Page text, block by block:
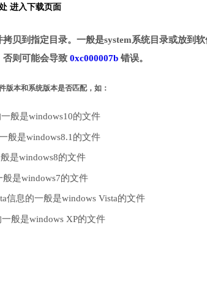
进入下载页面
贝到指定目录。一般是system系统目录或放到
则可能会导致 0xc000007b 错误。
版本和系统版本是否匹配，如：
般是windows10的文件
般是windows8.1的文件
是windows8的文件
是windows7的文件
信息的一般是windows Vista的文件
般是windows XP的文件